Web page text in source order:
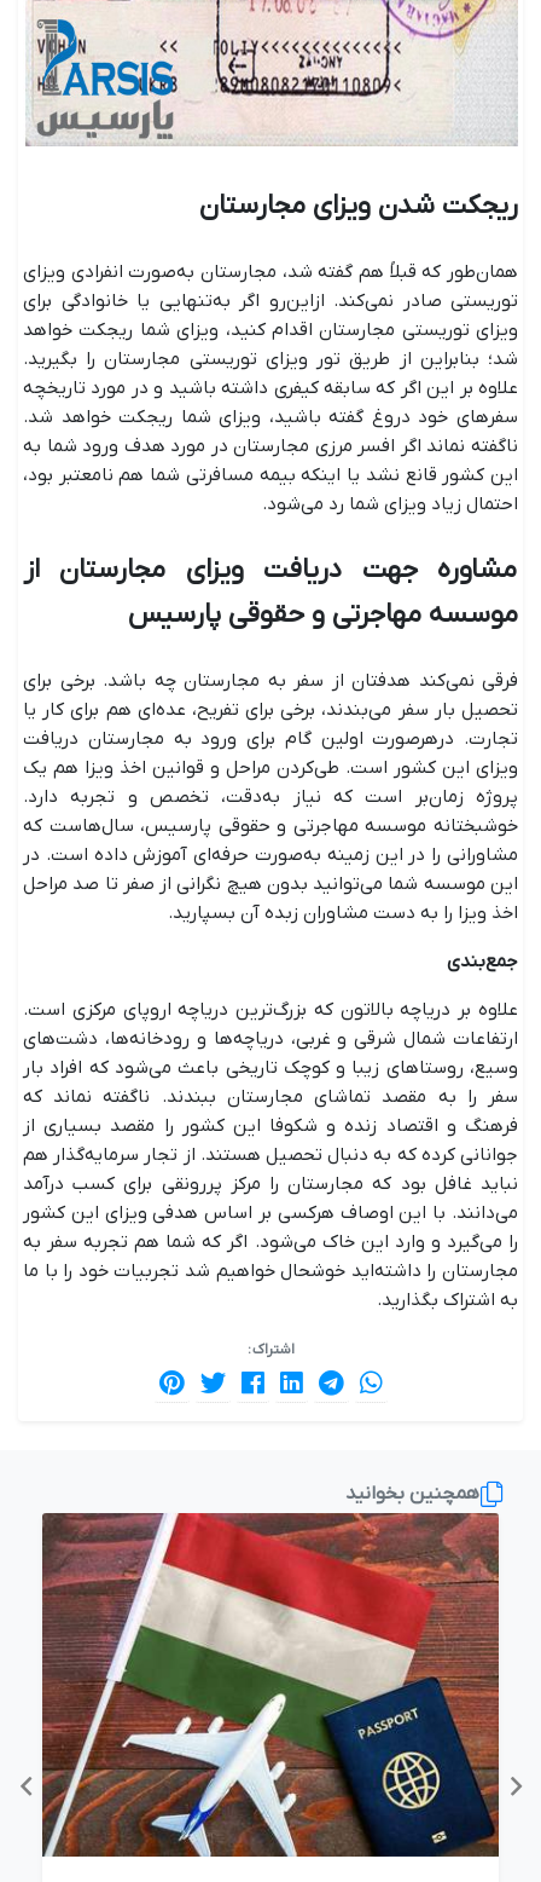
ریجکت شدن ویزای مجارستان
همان‌طور که قبلاً هم گفته شد، مجارستان به‌صورت انفرادی ویزای
توریستی صادر نمی‌کند. ازاین‌رو اگر به‌تنهایی یا خانوادگی برای
ویزای توریستی مجارستان اقدام کنید، ویزای شما ریجکت خواهد
شد؛ بنابراین از طریق تور ویزای توریستی مجارستان را بگیرید.
علاوه بر این اگر که سابقه کیفری داشته باشید و در مورد تاریخچه
سفرهای خود دروغ گفته باشید، ویزای شما ریجکت خواهد شد.
ناگفته نماند اگر افسر مرزی مجارستان در مورد هدف ورود شما به
این کشور قانع نشد یا اینکه بیمه مسافرتی شما هم نامعتبر بود،
احتمال زیاد ویزای شما رد می‌شود.
مشاوره جهت دریافت ویزای مجارستان از
موسسه مهاجرتی و حقوقی پارسیس
فرقی نمی‌کند هدفتان از سفر به مجارستان چه باشد. برخی برای
تحصیل بار سفر می‌بندند، برخی برای تفریح، عده‌ای هم برای کار یا
تجارت. درهرصورت اولین گام برای ورود به مجارستان دریافت
ویزای این کشور است. طی‌کردن مراحل و قوانین اخذ ویزا هم یک
پروژه زمان‌بر است که نیاز به‌دقت، تخصص و تجربه دارد.
خوشبختانه موسسه مهاجرتی و حقوقی پارسیس، سال‌هاست که
مشاورانی را در این زمینه به‌صورت حرفه‌ای آموزش داده است. در
این موسسه شما می‌توانید بدون هیچ نگرانی از صفر تا صد مراحل
اخذ ویزا را به دست مشاوران زبده آن بسپارید.
جمع‌بندی
علاوه بر دریاچه بالاتون که بزرگ‌ترین دریاچه اروپای مرکزی است.
ارتفاعات شمال شرقی و غربی، دریاچه‌ها و رودخانه‌ها، دشت‌های
وسیع، روستاهای زیبا و کوچک تاریخی باعث می‌شود که افراد بار
سفر را به مقصد تماشای مجارستان ببندند. ناگفته نماند که
فرهنگ و اقتصاد زنده و شکوفا این کشور را مقصد بسیاری از
جوانانی کرده که به دنبال تحصیل هستند. از تجار سرمایه‌گذار هم
نباید غافل بود که مجارستان را مرکز پررونقی برای کسب درآمد
می‌دانند. با این اوصاف هرکسی بر اساس هدفی ویزای این کشور
را می‌گیرد و وارد این خاک می‌شود. اگر که شما هم تجربه سفر به
مجارستان را داشته‌اید خوشحال خواهیم شد تجربیات خود را با ما
به اشتراک بگذارید.
اشتراک :
همچنین بخوانید